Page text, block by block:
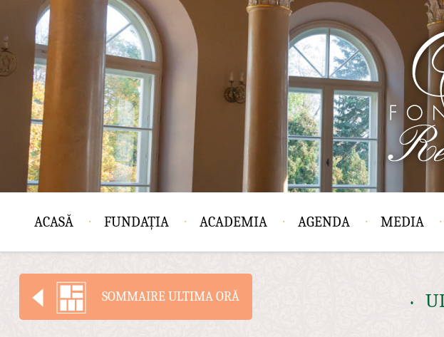
ACASĂ FUNDAȚIA ACADEMIA AGENDA MEDIA
SOMMAIRE ULTIMA ORĂ